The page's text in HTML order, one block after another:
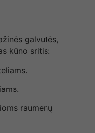
galvutės,
kūno sritis:
raumenų